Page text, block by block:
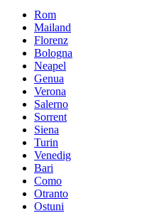
Rom
Mailand
Florenz
Bologna
Neapel
Genua
Verona
Salerno
Sorrent
Siena
Turin
Venedig
Bari
Como
Otranto
Ostuni